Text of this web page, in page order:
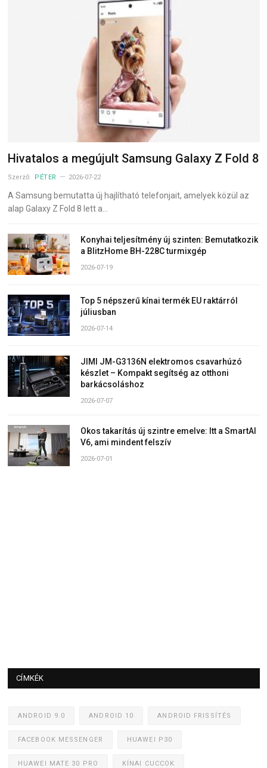
Hivatalos a megújult Samsung Galaxy Z Fold 8
Szerző: PÉTER 2026-07-22
A Samsung bemutatta új hajlítható telefonjait, amelyek közül az
alap Galaxy Z Fold 8 lett a…
Konyhai teljesítmény új szinten: Bemutatkozik
a BlitzHome BH-228C turmixgép
2026-07-19
Top 5 népszerű kínai termék EU raktárról
júliusban
2026-07-14
JIMI JM-G3136N elektromos csavarhúzó
készlet – Kompakt segítség az otthoni
barkácsoláshoz
2026-07-07
Okos takarítás új szintre emelve: Itt a SmartAI
V6, ami mindent felszív
2026-07-01
CÍMKÉK
ANDROID 9.0 ANDROID 10 ANDROID FRISSÍTÉS
FACEBOOK MESSENGER HUAWEI P30
HUAWEI MATE 30 PRO KÍNAI CUCCOK